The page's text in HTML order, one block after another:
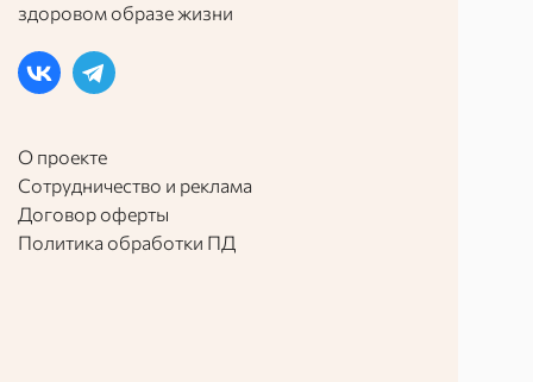
здоровом образе жизни
О проекте
Сотрудничество и реклама
Договор оферты
Политика обработки ПД